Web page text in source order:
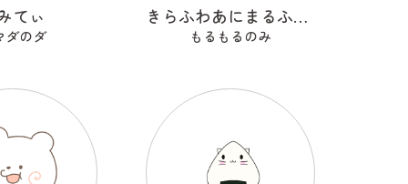
てぃ
ダのダ
きらふわあにまるふれんず
もるもるのみ